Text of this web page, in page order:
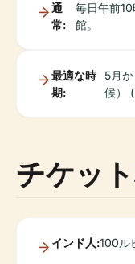
通
常:
毎日午前
館。
最適な時
期:
5月
候） (
チケッ
インド人:100ル